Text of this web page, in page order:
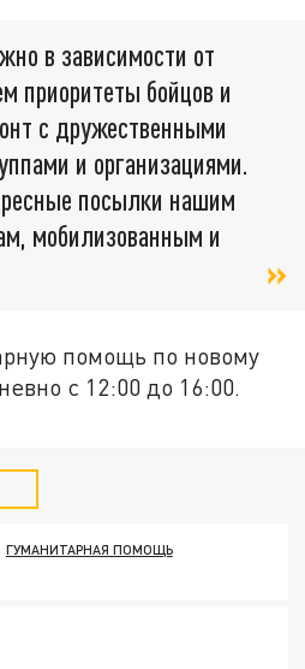
в зависимости от
приоритеты бойцов и
с дружественными
и организациями.
посылки нашим
мобилизованным и
помощь по новому
с 12:00 до 16:00.
ГУМАНИТАРНАЯ ПОМОЩЬ